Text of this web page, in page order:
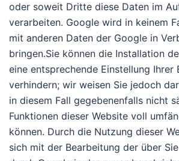
oder soweit Dritte diese Daten im
verarbeiten. Google wird in keinem
mit anderen Daten der Google in
bringen.Sie können die Installation
eine entsprechende Einstellung Ihrer
verhindern; wir weisen Sie jedoch
in diesem Fall gegebenenfalls nicht
Funktionen dieser Website voll
können. Durch die Nutzung dieser
sich mit der Bearbeitung der über